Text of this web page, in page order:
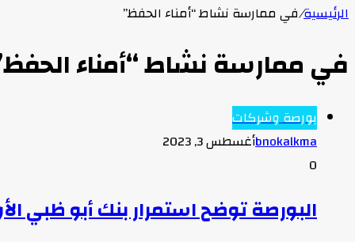
الرئيسية/في ممارسة نشاط “أمناء الحفظ”
في ممارسة نشاط “أمناء
بورصة وشركات
bnokalkmaأغسطس 3, 2023
0
البورصة توضح استمرار بنك أبو ظبي